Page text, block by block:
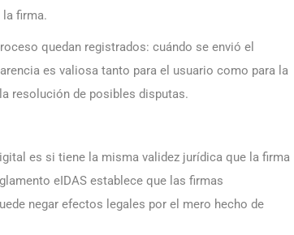
firma.
quedan registrados: cuándo se envió el
es valiosa tanto para el usuario como para la
resolución de posibles disputas.
es si tiene la misma validez jurídica que la firma
eIDAS establece que las firmas
negar efectos legales por el mero hecho de